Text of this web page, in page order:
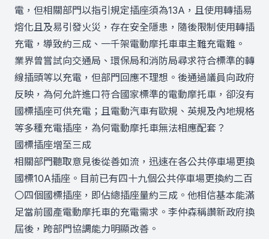
電，但相關部門以指引規定插座須為13A，且使用轉插易
熔化且及易引發火災，存在安全隱患，隨後限制使用轉插
充電，導致約三成、一千架電動摩托車車主難充電難。
業界曾嘗試向交通局、環保局和消防局尋求符合標準的轉
線插頭等以充電，但部門回應不理想。後通過議員向政府
反映，為何允許進口符合國家標準的電動摩托車，卻沒有
國標插座可供充電；且電動汽車有歐規、英規及內地規格
等多種充電插座，為何電動摩托車無法相應配套？
國標插座增至三成
相關部門聽取意見後從善如流，迅速在各公共停車場更換
國標10A插座。目前已有四十九個公共停車場更換約二百
〇四個國標插座，即佔總插座量約三成。他相信基本能滿
足當前國產電動摩托車的充電需求。李仲森稱讚新政府換
屆後，跨部門協調能力明顯改善。